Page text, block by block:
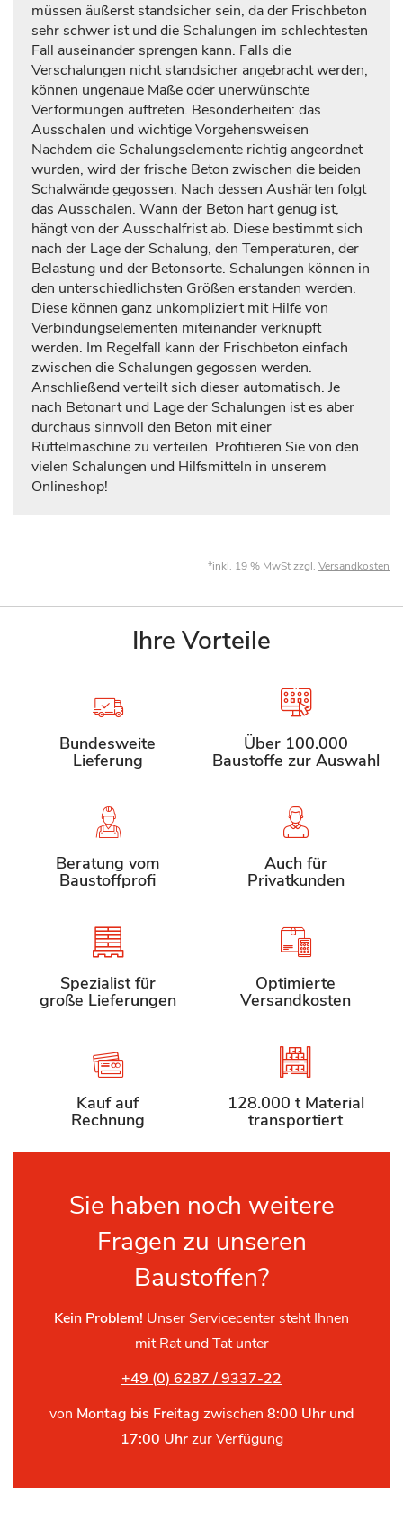
müssen äußerst standsicher sein, da der Frischbeton
sehr schwer ist und die Schalungen im schlechtesten
Fall auseinander sprengen kann. Falls die
Verschalungen nicht standsicher angebracht werden,
können ungenaue Maße oder unerwünschte
Verformungen auftreten. Besonderheiten: das
Ausschalen und wichtige Vorgehensweisen
Nachdem die Schalungselemente richtig angeordnet
wurden, wird der frische Beton zwischen die beiden
Schalwände gegossen. Nach dessen Aushärten folgt
das Ausschalen. Wann der Beton hart genug ist,
hängt von der Ausschalfrist ab. Diese bestimmt sich
nach der Lage der Schalung, den Temperaturen, der
Belastung und der Betonsorte. Schalungen können in
den unterschiedlichsten Größen erstanden werden.
Diese können ganz unkompliziert mit Hilfe von
Verbindungselementen miteinander verknüpft
werden. Im Regelfall kann der Frischbeton einfach
zwischen die Schalungen gegossen werden.
Anschließend verteilt sich dieser automatisch. Je
nach Betonart und Lage der Schalungen ist es aber
durchaus sinnvoll den Beton mit einer
Rüttelmaschine zu verteilen. Profitieren Sie von den
vielen Schalungen und Hilfsmitteln in unserem
Onlineshop!
*inkl. 19 % MwSt zzgl. Versandkosten
Ihre Vorteile
Bundesweite
Lieferung
Über 100.000
Baustoffe zur Auswahl
Beratung vom
Baustoffprofi
Auch für
Privatkunden
Spezialist für
große Lieferungen
Optimierte
Versandkosten
Kauf auf
Rechnung
128.000 t Material
transportiert
Sie haben noch weitere
Fragen zu unseren
Baustoffen?
Kein Problem! Unser Servicecenter steht Ihnen
mit Rat und Tat unter
+49 (0) 6287 / 9337-22
von Montag bis Freitag zwischen 8:00 Uhr und
17:00 Uhrzur Verfügung